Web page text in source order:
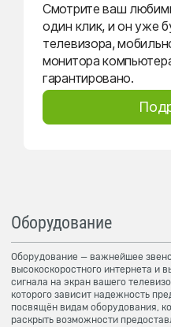
Смотрите ваш
один клик, и он уже
телевизора,
монитора
гарантировано.
Оборудование
Оборудование — важнейшее
высокоскоростного интернета и
сигнала на экран вашего
которого зависит надежность
посвящён видам оборудования,
раскрыть возможности